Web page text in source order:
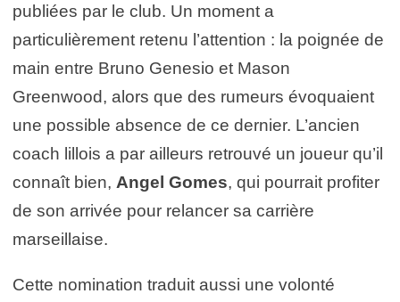
publiées par le club. Un moment a
particulièrement retenu l’attention : la poignée de
main entre Bruno Genesio et Mason
Greenwood, alors que des rumeurs évoquaient
une possible absence de ce dernier. L’ancien
coach lillois a par ailleurs retrouvé un joueur qu’il
connaît bien, Angel Gomes, qui pourrait profiter
de son arrivée pour relancer sa carrière
marseillaise.
Cette nomination traduit aussi une volonté